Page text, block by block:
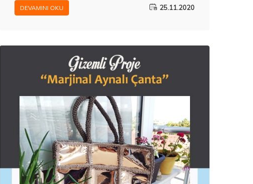
DEVAMINI OKU 25.11.2020